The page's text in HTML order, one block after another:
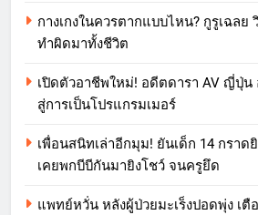
กางเกงในควรตากแบบไหน? กูรูเฉล
ทำผิดมาทั้งชีวิต
เปิดตัวอาชีพใหม่! อดีตดารา AV ญี่ปุ่น
สู่การเป็นโปรแกรมเมอร์
เพื่อนสนิทเล่าอีกมุม! ยันเด็ก 14 กราด
เคยพกบีบีกันมายิงโชว์ จนครูยึด
แพทย์หวั่น หลังผู้ป่วยมะเร็งปอดพุ่ง เ